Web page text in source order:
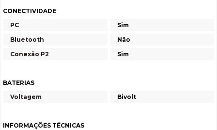
CONECTIVIDADE
PC
Sim
Bluetooth
Não
Conexão P2
Sim
BATERIAS
Voltagem
Bivolt
INFORMAÇÕES TÉCNICAS